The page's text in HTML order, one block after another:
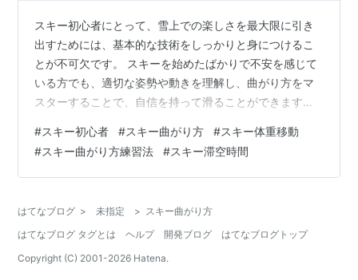
スキー初心者にとって、雪上での楽しさを最大限に引き
出すためには、基本的な技術をしっかりと身につけるこ
とが不可欠です。 スキーを始めたばかりで不安を感じて
いる方でも、適切な姿勢や動きを理解し、曲がり方をマ
スターすることで、自信を持って滑ることができます。
方、さらには曲がり方の基本技術とコツについて詳しく
解説します。 特に、効果的なプレッシャーのかけ方や滞
空時間の調整が、滑りをスムーズにし、自分の思い通り
重移動を身につけることで、よりリラックスした姿勢で
滑れるようになり、様々なターンの練習方法を通…
#スキー初心者 #スキー曲がり方 #スキー体重移動
#スキー曲がり方練習法 #スキー滞空時間
はてなブログ > 未指定 > スキー曲がり方
はてなブログ タグとは
ヘルプ 開発ブログ
はてなブログトップ
Copyright (C) 2001-2026 Hatena.